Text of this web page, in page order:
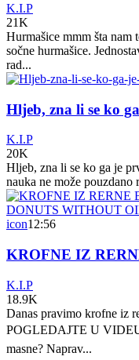
K.I.P
21K
Hurmašice mmm šta
sočne hurmašice.
rad...
Hljeb, zna li se ko
K.I.P
20K
Hljeb, zna li se ko ga je
nauka ne može
icon12:56
KROFNE IZ
K.I.P
18.9K
Danas pravimo krofne iz
POGLEDAJTE U
masne? Naprav...